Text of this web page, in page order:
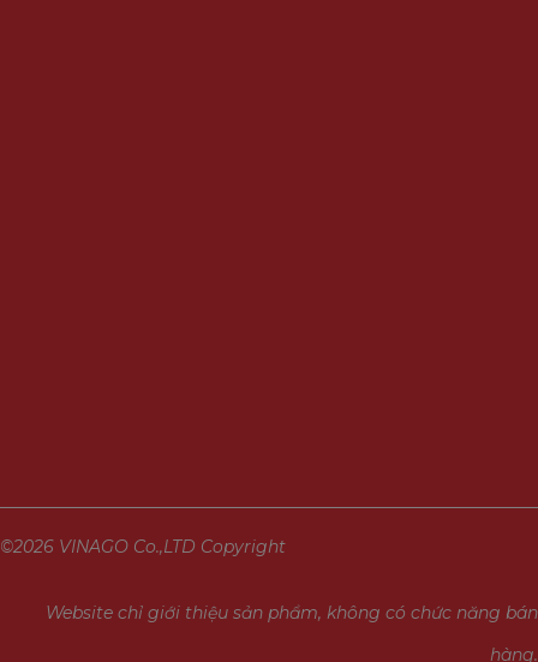
©2026 VINAGO Co.,LTD Copyright
Website chỉ giới thiệu sản phẩm, không có chức năng bán
hàng.